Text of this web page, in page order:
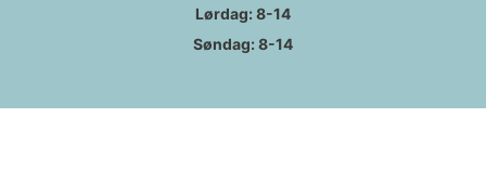
Lørdag: 8-14
Søndag: 8-14